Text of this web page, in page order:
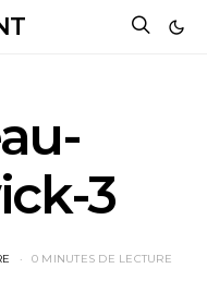
3
0 MINUTES DE LECTURE